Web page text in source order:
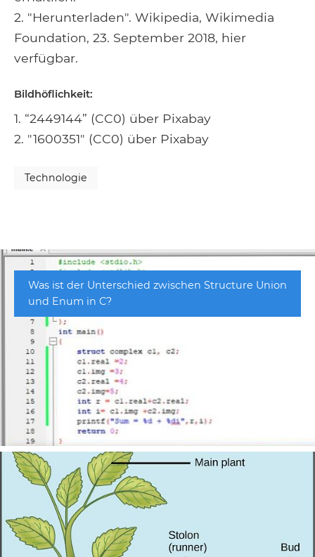
2. "Herunterladen". Wikipedia, Wikimedia
Foundation, 23. September 2018, hier
verfügbar.
Bildhöflichkeit:
1. “2449144” (CC0) über Pixabay
2. "1600351" (CC0) über Pixabay
Technologie
Was ist der Unterschied zwischen Structure Union
und Enum in C?